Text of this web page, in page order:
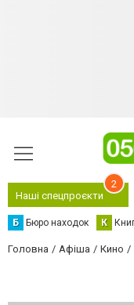
Наші спецпроєкти
2
Б Бюро находок К
Головна Афіша Кино